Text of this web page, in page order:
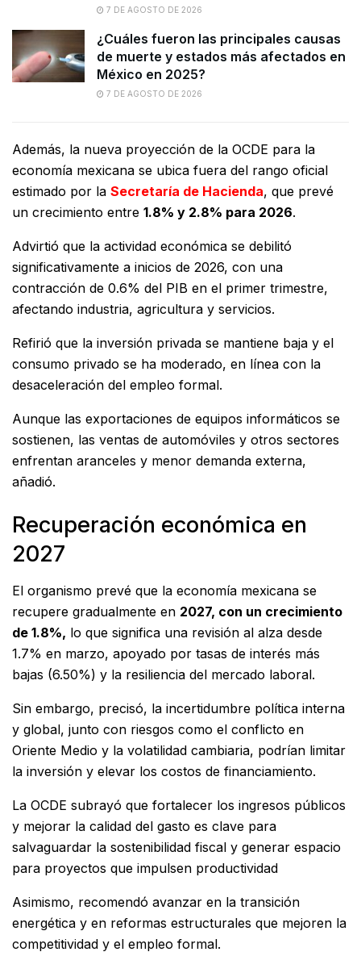
7 DE AGOSTO DE 2026
¿Cuáles fueron las principales causas
de muerte y estados más afectados en
México en 2025?
7 DE AGOSTO DE 2026
Además, la nueva proyección de la OCDE para la
economía mexicana se ubica fuera del rango oficial
estimado por la Secretaría de Hacienda, que prevé
un crecimiento entre 1.8% y 2.8% para 2026.
Advirtió que la actividad económica se debilitó
significativamente a inicios de 2026, con una
contracción de 0.6% del PIB en el primer trimestre,
afectando industria, agricultura y servicios.
Refirió que la inversión privada se mantiene baja y el
consumo privado se ha moderado, en línea con la
desaceleración del empleo formal.
Aunque las exportaciones de equipos informáticos se
sostienen, las ventas de automóviles y otros sectores
enfrentan aranceles y menor demanda externa,
añadió.
Recuperación económica en
2027
El organismo prevé que la economía mexicana se
recupere gradualmente en 2027, con un crecimiento
de 1.8%, lo que significa una revisión al alza desde
1.7% en marzo, apoyado por tasas de interés más
bajas (6.50%) y la resiliencia del mercado laboral.
Sin embargo, precisó, la incertidumbre política interna
y global, junto con riesgos como el conflicto en
Oriente Medio y la volatilidad cambiaria, podrían limitar
la inversión y elevar los costos de financiamiento.
La OCDE subrayó que fortalecer los ingresos públicos
y mejorar la calidad del gasto es clave para
salvaguardar la sostenibilidad fiscal y generar espacio
para proyectos que impulsen productividad
Asimismo, recomendó avanzar en la transición
energética y en reformas estructurales que mejoren la
competitividad y el empleo formal.